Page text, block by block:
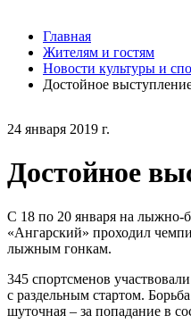
24 января 2019 г.
Достойное
С 18 по 20 января на лыжно-
«Ангарский» проходил
лыжным гонкам.
345 спортсменов
с раздельным стартом.
шуточная – за попадание в
Главная
Жителям и гостям
Новости культуры и
Достойное